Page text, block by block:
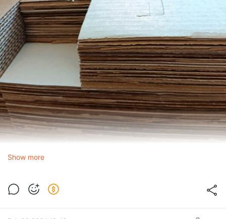
Илон Маск как-то сказал, что довольно просто построить
Show more